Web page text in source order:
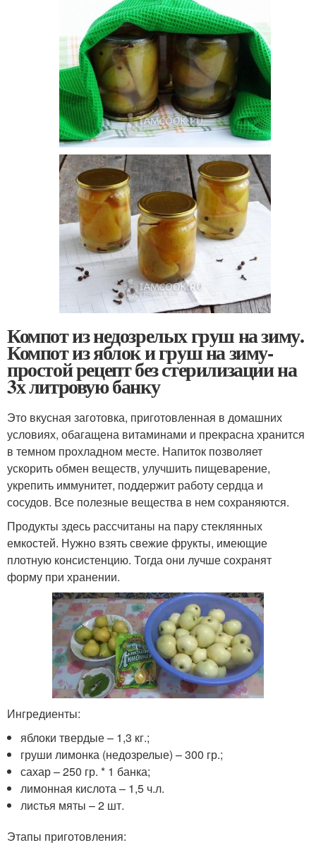
Компот из недозрелых груш на зиму.
Компот из яблок и груш на зиму-
простой рецепт без стерилизации на
3х литровую банку
Это вкусная заготовка, приготовленная в домашних
условиях, обагащена витаминами и прекрасна хранится
в темном прохладном месте. Напиток позволяет
ускорить обмен веществ, улучшить пищеварение,
укрепить иммунитет, поддержит работу сердца и
сосудов. Все полезные вещества в нем сохраняются.
Продукты здесь рассчитаны на пару стеклянных
емкостей. Нужно взять свежие фрукты, имеющие
плотную консистенцию. Тогда они лучше сохранят
форму при хранении.
Ингредиенты:
яблоки твердые – 1,3 кг.;
груши лимонка (недозрелые) – 300 гр.;
сахар – 250 гр. * 1 банка;
лимонная кислота – 1,5 ч.л.
листья мяты – 2 шт.
Этапы приготовления: